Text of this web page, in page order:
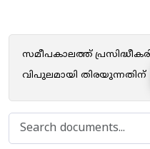
സമീപകാലത്ത്
വിപുലമായി തിരയുന്നതിന്